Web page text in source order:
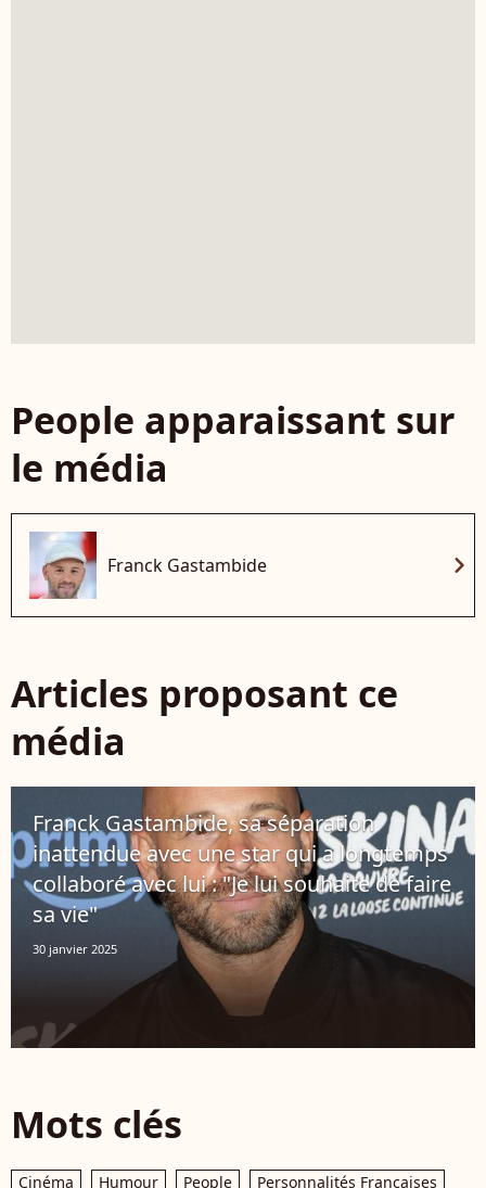
People apparaissant sur
le média
Franck Gastambide chevron_right
Articles proposant ce
média
Franck Gastambide, sa séparation
inattendue avec une star qui a longtemps
collaboré avec lui : "Je lui souhaite de faire
sa vie"
30 janvier 2025
Mots clés
Cinéma Humour People Personnalités Françaises